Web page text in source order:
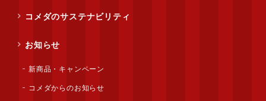
コメダのサステナビリティ
お知らせ
新商品・キャンペーン
コメダからのお知らせ